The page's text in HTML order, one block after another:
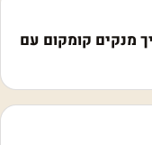
מנקים קומקום עם